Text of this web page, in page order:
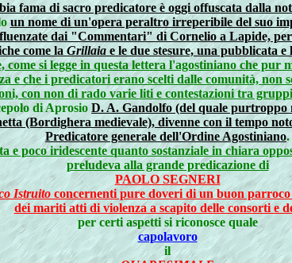
fama di sacro predicatore è oggi offuscata dalla
un nome di un'opera peraltro irreperibile del suo
dai "Commentari" di Cornelio a Lapide,
come laGrillaiae le due stesure, una pubblicata
si legge in questa lettera l'agostiniano che pur
e che i predicatori erano scelti dalle comunità, non
con non di rado varie liti e contestazioni tra
di AprosioD. A. Gandolfo (del quale
(Bordighera medievale), divenne con il tempo
Predicatore generale dell'Ordine Agostiniano.
e poco iridescente quanto sostanziale in chiara
preludeva alla grande predicazione di
PAOLO SEGNERI
Istruitoconcernenti pure doveri di un buon
dei mariti atti di violenza a scapito delle consorti e
per certi aspetti si riconosce quale
capolavoro
il